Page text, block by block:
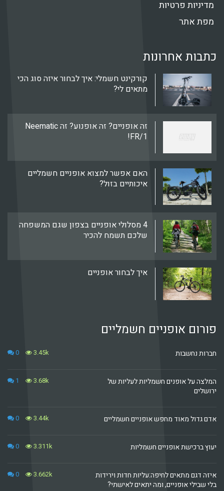
פרטיות
אתר
אחרונות
קורקינט חשמלי: איך לבחור איזה סוג הכי
מתאים לי?
זה אופניים? זה אופנוע? זה Neematic
FR/1!
האם אפשר למצוא אופניים חשמליים
איכותיים בזול?
4 מסלולי אופניים בצפון שגם המשפחה
שלכם תשמח להכיר
איך לבחור אופניים
אופניים חשמליים
נחשבות 3.45k
0
על אופנים חשמליות לעליות של
3.68k
1
גדול מאוד מחפש אופניים חשמליים 3.44k
0
ברכישת אופניים חשמליות 3.311k
0
דגם מתאים לחיפה:עליות חדות וירידות
שבילי אופניים, ומה יתאים לאישתי?
3.662k
0